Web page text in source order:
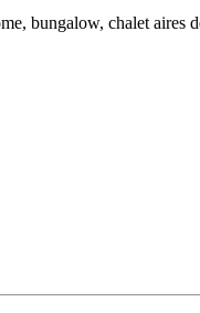
bungalow, chalet aires